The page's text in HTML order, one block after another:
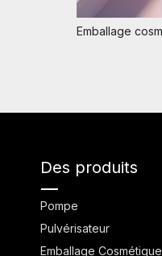
Des produits
Pompe
Pulvérisateur
Emballage Cosmétique